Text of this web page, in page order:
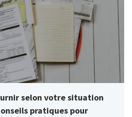
selon votre situation
pratiques pour